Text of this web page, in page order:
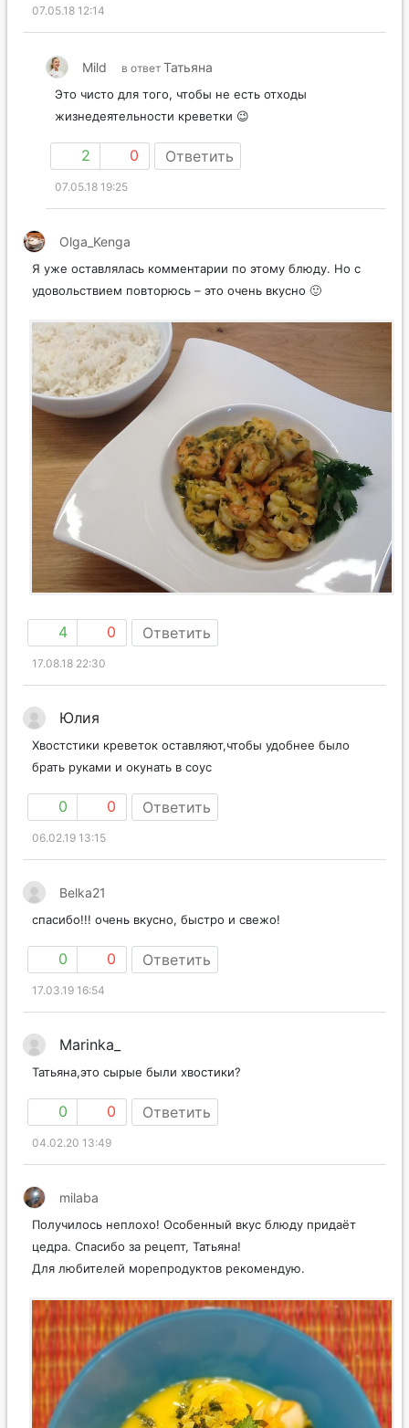
07.05.18 12:14
Mild в ответ Татьяна
Это чисто для того, чтобы не есть отходы
жизнедеятельности креветки 😉
2 0 Ответить
07.05.18 19:25
Olga_Kenga
Я уже оставлялась комментарии по этому блюду. Но с
удовольствием повторюсь – это очень вкусно 🙂
4 0 Ответить
17.08.18 22:30
Юлия
Хвостстики креветок оставляют,чтобы удобнее было
брать руками и окунать в соус
0 0 Ответить
06.02.19 13:15
Belka21
спасибо!!! очень вкусно, быстро и свежо!
0 0 Ответить
17.03.19 16:54
Marinka_
Татьяна,это сырые были хвостики?
0 0 Ответить
04.02.20 13:49
milaba
Получилось неплохо! Особенный вкус блюду придаёт
цедра. Спасибо за рецепт, Татьяна!
Для любителей морепродуктов рекомендую.